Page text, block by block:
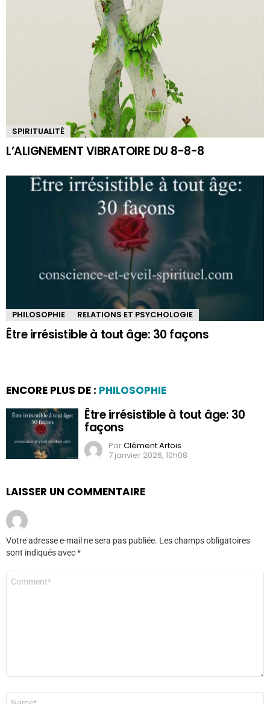
SPIRITUALITÉ
L’ALIGNEMENT VIBRATOIRE DU 8-8-8
PHILOSOPHIE RELATIONS ET PSYCHOLOGIE
Être irrésistible à tout âge: 30 façons
ENCORE PLUS DE : PHILOSOPHIE
Être irrésistible à tout âge: 30
façons
ParClément Artois
7 janvier 2026, 10h08
LAISSER UN COMMENTAIRE
Votre adresse e-mail ne sera pas publiée. Les champs obligatoires
sont indiqués avec*